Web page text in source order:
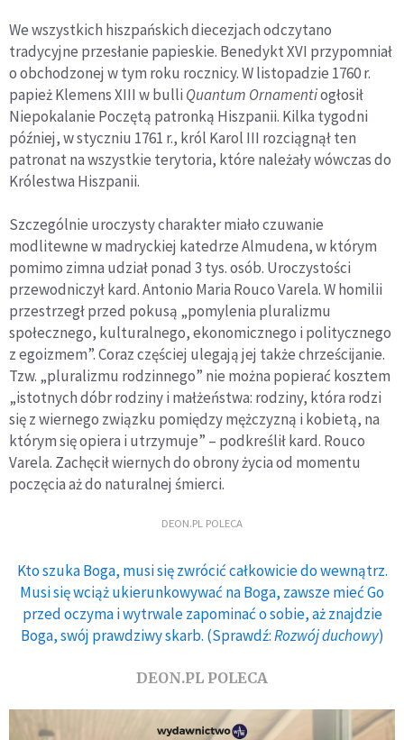
We wszystkich hiszpańskich diecezjach odczytano
tradycyjne przesłanie papieskie. Benedykt XVI przypomniał
o obchodzonej w tym roku rocznicy. W listopadzie 1760 r.
papież Klemens XIII w bulli Quantum Ornamentiogłosił
Niepokalanie Poczętą patronką Hiszpanii. Kilka tygodni
później, w styczniu 1761 r., król Karol III rozciągnął ten
patronat na wszystkie terytoria, które należały wówczas do
Królestwa Hiszpanii.
Szczególnie uroczysty charakter miało czuwanie
modlitewne w madryckiej katedrze Almudena, w którym
pomimo zimna udział ponad 3 tys. osób. Uroczystości
przewodniczył kard. Antonio Maria Rouco Varela. W homilii
przestrzegł przed pokusą „pomylenia pluralizmu
społecznego, kulturalnego, ekonomicznego i politycznego
z egoizmem”. Coraz częściej ulegają jej także chrześcijanie.
Tzw. „pluralizmu rodzinnego” nie można popierać kosztem
„istotnych dóbr rodziny i małżeństwa: rodziny, która rodzi
się z wiernego związku pomiędzy mężczyzną i kobietą, na
którym się opiera i utrzymuje” – podkreślił kard. Rouco
Varela. Zachęcił wiernych do obrony życia od momentu
poczęcia aż do naturalnej śmierci.
DEON.PL POLECA
Kto szuka Boga, musi się zwrócić całkowicie do wewnątrz.
Musi się wciąż ukierunkowywać na Boga, zawsze mieć Go
przed oczyma i wytrwale zapominać o sobie, aż znajdzie
Boga, swój prawdziwy skarb. (Sprawdź:Rozwój duchowy)
DEON.PL POLECA